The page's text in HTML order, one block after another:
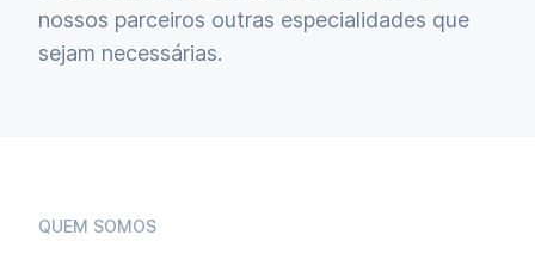
nossos parceiros outras especialidades que
sejam necessárias.
QUEM SOMOS